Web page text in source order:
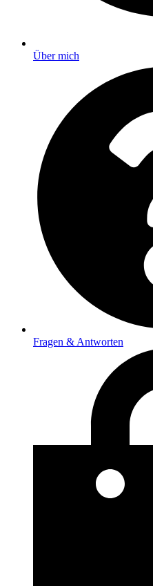
Über mich
Fragen & Antworten